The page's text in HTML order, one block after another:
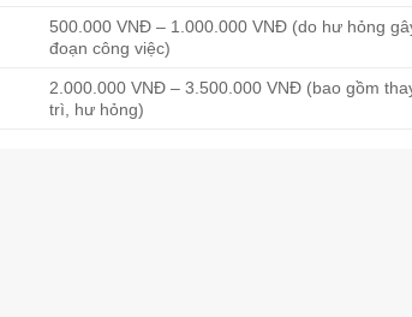
500.000 VNĐ – 1.000.000 VNĐ (do hư hỏng
đoạn công việc)
2.000.000 VNĐ – 3.500.000 VNĐ (bao gồm
trì, hư hỏng)